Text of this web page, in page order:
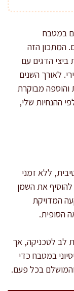
במטבח
המתכון הזה
ביצי הדגים עם
לאורך השנים
והוספה מבוקרת
ההנחיות שלי,
עבודה אקטיבית, ללא זמני
את השמן
המדויקת
הסופית.
לב לטכניקה, אך
במטבח כדי
בכל פעם.